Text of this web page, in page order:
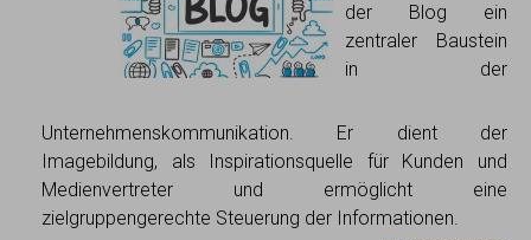
der Blog ein
zentraler Baustein
in der
Unternehmenskommunikation. Er dient der
Imagebildung, als Inspirationsquelle für Kunden und
Medienvertreter und ermöglicht eine
zielgruppengerechte Steuerung der Informationen.